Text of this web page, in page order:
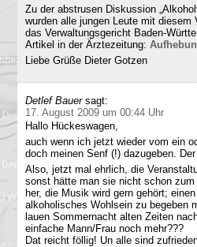
Zu der abstrusen Diskussion
wurden alle jungen Leute mit
das Verwaltungsgericht Baden-
Artikel in der Ärztezeitung:
Liebe Grüße Dieter Gotzen
Detlef Bauer sagt:
17. August 2009 um 00:44 Uhr
Hallo Hückeswagen,
auch wenn ich jetzt wieder vom ein
doch meinen Senf (!) dazugeben.
Also, jetzt mal ehrlich, die
sonst hätte man sie nicht schon
her, die Musik wird gern gehört;
alkoholisches Wohlsein zu begeben
lauen Sommernacht alten Zeiten
einfache Mann/Frau noch mehr???
Dat reicht föllig! Un alle sind